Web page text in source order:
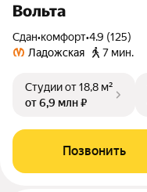
Вольта
Сдан•комфорт•4.9 (125)
Ладожская
7 мин.
Студииот 18,8 м²
от 6,9 млн ₽
Позвонить